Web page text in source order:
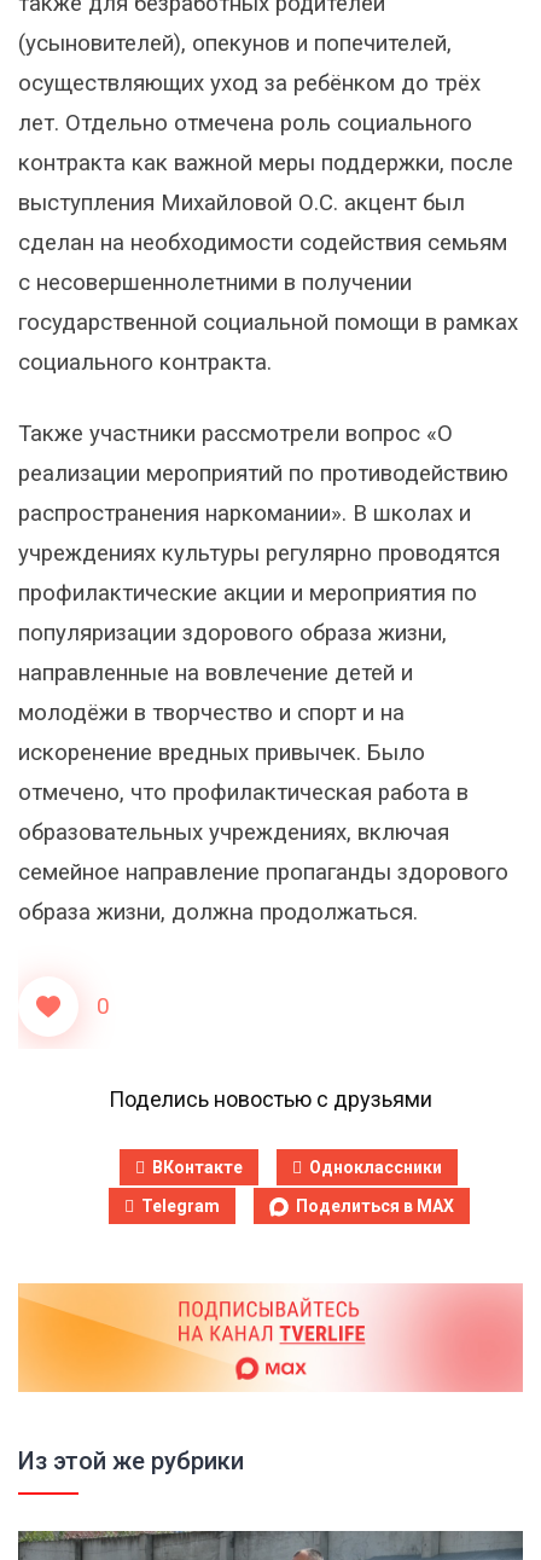
(усыновителей), опекунов и попечителей,
осуществляющих уход за ребёнком до трёх
лет. Отдельно отмечена роль социального
контракта как важной меры поддержки, после
выступления Михайловой О.С. акцент был
сделан на необходимости содействия семьям
с несовершеннолетними в получении
государственной социальной помощи в рамках
социального контракта.
Также участники рассмотрели вопрос «О
реализации мероприятий по противодействию
распространения наркомании». В школах и
учреждениях культуры регулярно проводятся
профилактические акции и мероприятия по
популяризации здорового образа жизни,
направленные на вовлечение детей и
молодёжи в творчество и спорт и на
искоренение вредных привычек. Было
отмечено, что профилактическая работа в
образовательных учреждениях, включая
семейное направление пропаганды здорового
образа жизни, должна продолжаться.
0
Поделись новостью с друзьями
ВКонтакте
Одноклассники
Telegram
Поделиться в MAX
Из этой же рубрики